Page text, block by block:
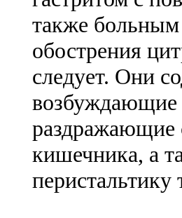
также больным
обострения
следует. Они
возбуждающие
раздражающие
кишечника, а